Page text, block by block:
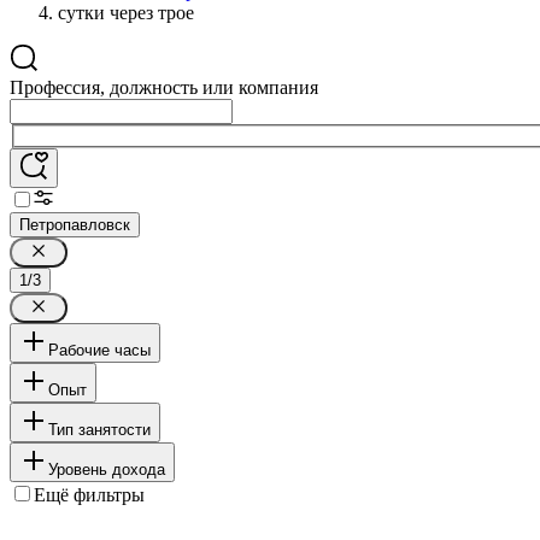
сутки через трое
Профессия, должность или компания
Петропавловск
1/3
Рабочие часы
Опыт
Тип занятости
Уровень дохода
Ещё фильтры